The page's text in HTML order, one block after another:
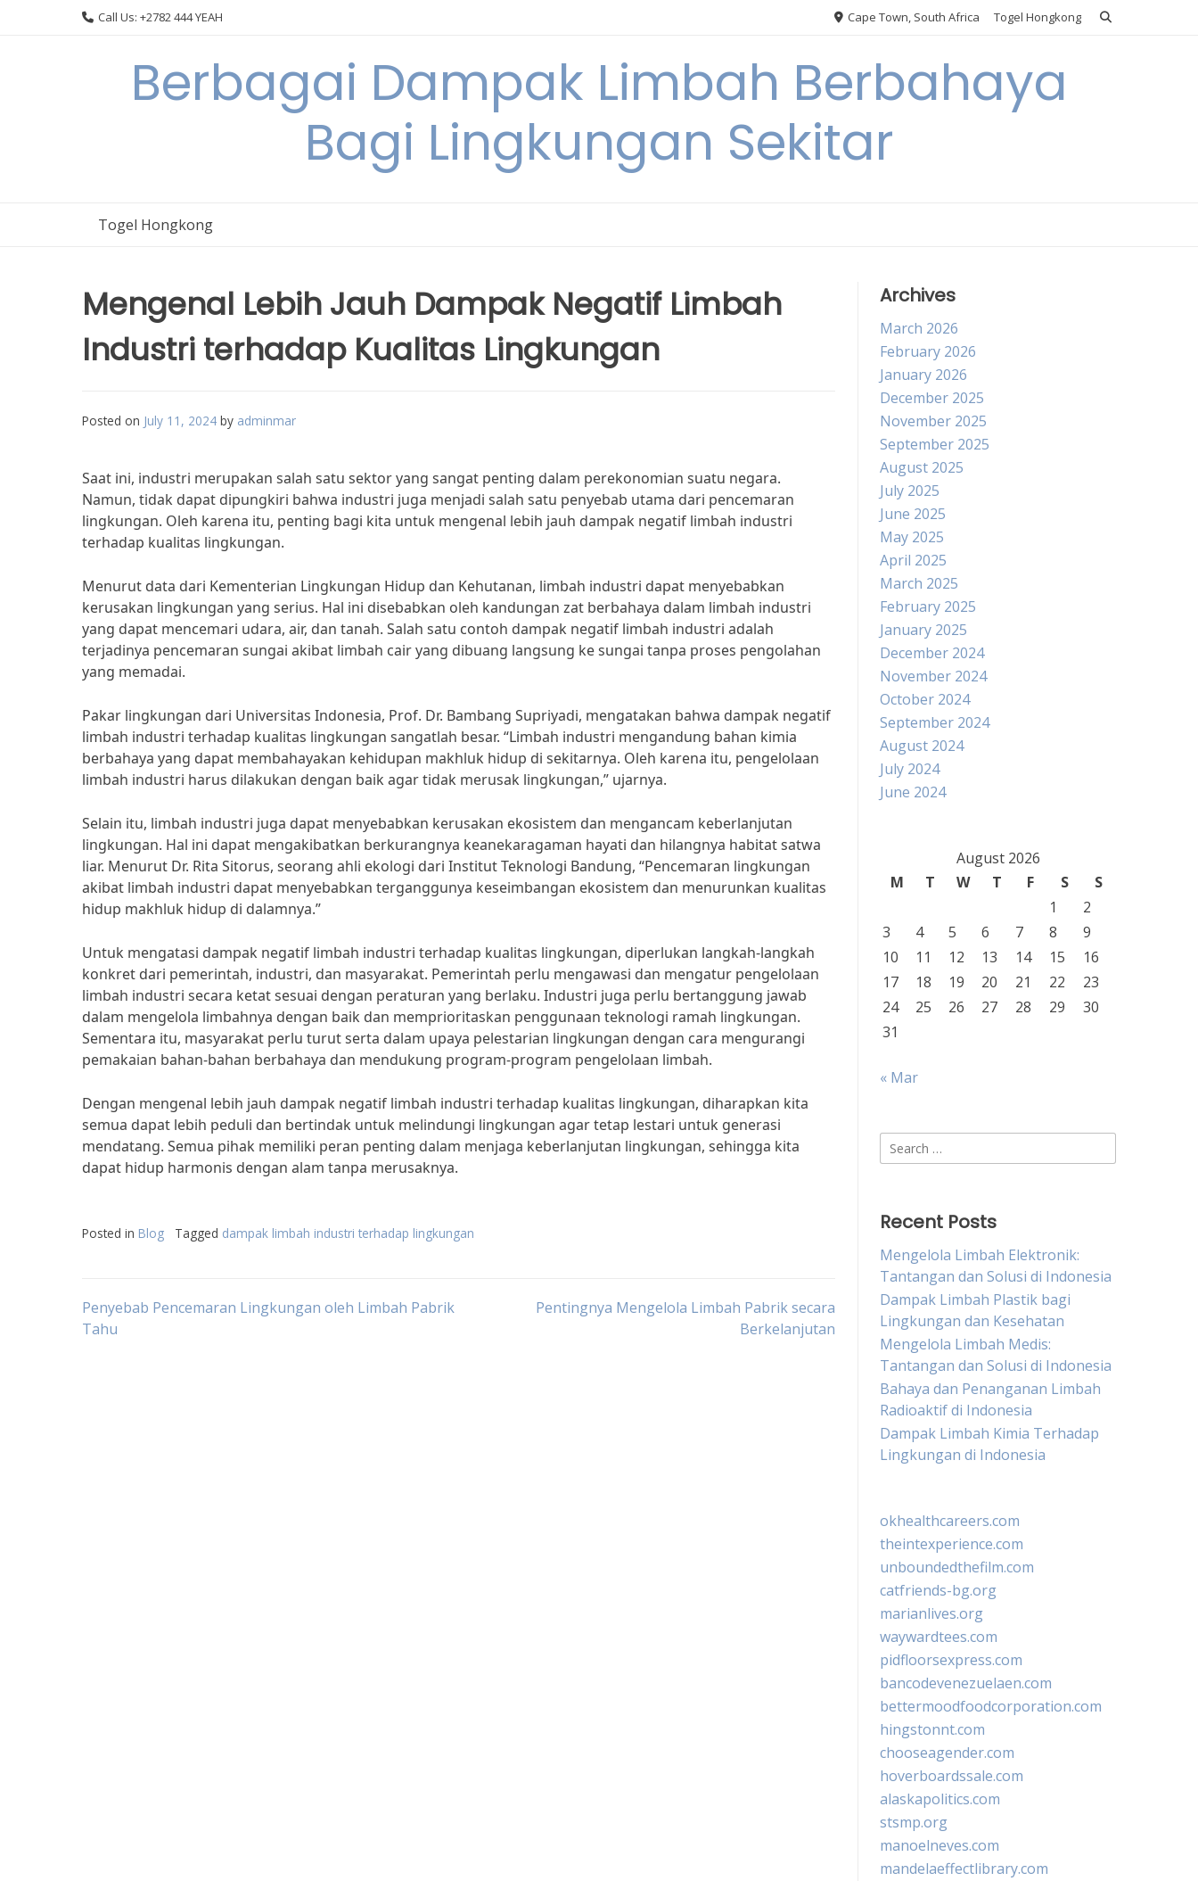
Call Us: +2782 444 YEAH Cape Town, South Africa Togel Hongkong
Berbagai Dampak Limbah Berbahaya
Bagi Lingkungan Sekitar
Togel Hongkong
Mengenal Lebih Jauh Dampak Negatif Limbah
Industri terhadap Kualitas Lingkungan
Posted on July 11, 2024 by adminmar
Saat ini, industri merupakan salah satu sektor yang sangat penting dalam perekonomian suatu negara.
Namun, tidak dapat dipungkiri bahwa industri juga menjadi salah satu penyebab utama dari pencemaran
lingkungan. Oleh karena itu, penting bagi kita untuk mengenal lebih jauh dampak negatif limbah industri
terhadap kualitas lingkungan.
Menurut data dari Kementerian Lingkungan Hidup dan Kehutanan, limbah industri dapat menyebabkan
kerusakan lingkungan yang serius. Hal ini disebabkan oleh kandungan zat berbahaya dalam limbah industri
yang dapat mencemari udara, air, dan tanah. Salah satu contoh dampak negatif limbah industri adalah
terjadinya pencemaran sungai akibat limbah cair yang dibuang langsung ke sungai tanpa proses pengolahan
yang memadai.
Pakar lingkungan dari Universitas Indonesia, Prof. Dr. Bambang Supriyadi, mengatakan bahwa dampak negatif
limbah industri terhadap kualitas lingkungan sangatlah besar. “Limbah industri mengandung bahan kimia
berbahaya yang dapat membahayakan kehidupan makhluk hidup di sekitarnya. Oleh karena itu, pengelolaan
limbah industri harus dilakukan dengan baik agar tidak merusak lingkungan,” ujarnya.
Selain itu, limbah industri juga dapat menyebabkan kerusakan ekosistem dan mengancam keberlanjutan
lingkungan. Hal ini dapat mengakibatkan berkurangnya keanekaragaman hayati dan hilangnya habitat satwa
liar. Menurut Dr. Rita Sitorus, seorang ahli ekologi dari Institut Teknologi Bandung, “Pencemaran lingkungan
akibat limbah industri dapat menyebabkan terganggunya keseimbangan ekosistem dan menurunkan kualitas
hidup makhluk hidup di dalamnya.”
Untuk mengatasi dampak negatif limbah industri terhadap kualitas lingkungan, diperlukan langkah-langkah
konkret dari pemerintah, industri, dan masyarakat. Pemerintah perlu mengawasi dan mengatur pengelolaan
limbah industri secara ketat sesuai dengan peraturan yang berlaku. Industri juga perlu bertanggung jawab
dalam mengelola limbahnya dengan baik dan memprioritaskan penggunaan teknologi ramah lingkungan.
Sementara itu, masyarakat perlu turut serta dalam upaya pelestarian lingkungan dengan cara mengurangi
pemakaian bahan-bahan berbahaya dan mendukung program-program pengelolaan limbah.
Dengan mengenal lebih jauh dampak negatif limbah industri terhadap kualitas lingkungan, diharapkan kita
semua dapat lebih peduli dan bertindak untuk melindungi lingkungan agar tetap lestari untuk generasi
mendatang. Semua pihak memiliki peran penting dalam menjaga keberlanjutan lingkungan, sehingga kita
dapat hidup harmonis dengan alam tanpa merusaknya.
Posted in Blog Tagged dampak limbah industri terhadap lingkungan
Post
Penyebab Pencemaran Lingkungan oleh Limbah Pabrik
Tahu
Pentingnya Mengelola Limbah Pabrik secara
Berkelanjutan
Archives
March 2026
February 2026
January 2026
December 2025
November 2025
September 2025
August 2025
July 2025
June 2025
May 2025
April 2025
March 2025
February 2025
January 2025
December 2024
November 2024
October 2024
September 2024
August 2024
July 2024
June 2024
August 2026
M
T W T F S
S
1
2
3
4 5 6 7 8
9
10
11 12 13 14 15
16
17
18 19 20 21 22
23
24
25 26 27 28 29
30
31
« Mar
Search
for:
Recent Posts
Mengelola Limbah Elektronik:
Tantangan dan Solusi di Indonesia
Dampak Limbah Plastik bagi
Lingkungan dan Kesehatan
Mengelola Limbah Medis:
Tantangan dan Solusi di Indonesia
Bahaya dan Penanganan Limbah
Radioaktif di Indonesia
Dampak Limbah Kimia Terhadap
Lingkungan di Indonesia
okhealthcareers.com
theintexperience.com
unboundedthefilm.com
catfriends-bg.org
marianlives.org
waywardtees.com
pidfloorsexpress.com
bancodevenezuelaen.com
bettermoodfoodcorporation.com
hingstonnt.com
chooseagender.com
hoverboardssale.com
alaskapolitics.com
stsmp.org
manoelneves.com
mandelaeffectlibrary.com